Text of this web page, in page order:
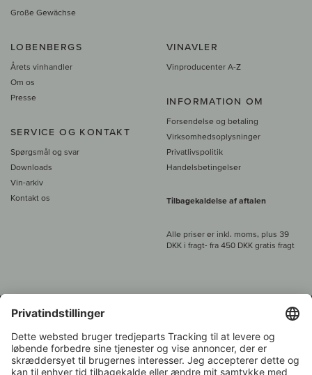
Große Gewächse
LOBENBERGS
Årets vinhandler
Om os
Presse
SERVICE OG KONTAKT
Spørgsmål og svar
Downloads
Vin-arkiv
Kontakt os
VINAVLER
Vinproducenter A-Z
INFORMATION OM
Forsendelse og betaling
Virksomhedsoplysninger
Privatlivspolitik
Handelsbetingelser
Tilbagekaldelse af aftalen
Alle priser er inkl. moms, plus 39
DKK i fragt- fra 450 DKK gratis fragt
Kundeservice:
+49 421 696 797-0
1.000 vinavlere – Vinhandler